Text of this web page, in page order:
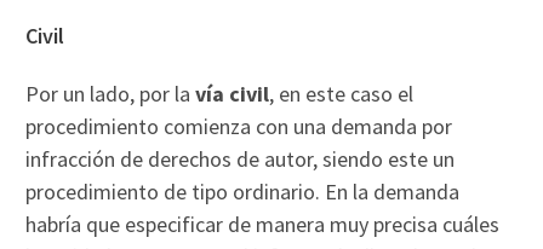
Civil
Por un lado, por lavía civil, en este caso el
procedimiento comienza con una demanda por
infracción de derechos de autor, siendo este un
procedimiento de tipo ordinario. En la demanda
habría que especificar de manera muy precisa cuáles